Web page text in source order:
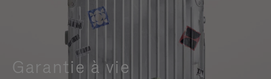
Garantie à vie